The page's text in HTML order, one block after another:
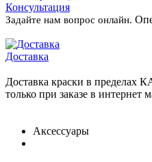
Консультация
Задайте нам вопрос онлайн.
Доставка
Доставка краски в пределах
только при заказе в интернет
Аксессуары